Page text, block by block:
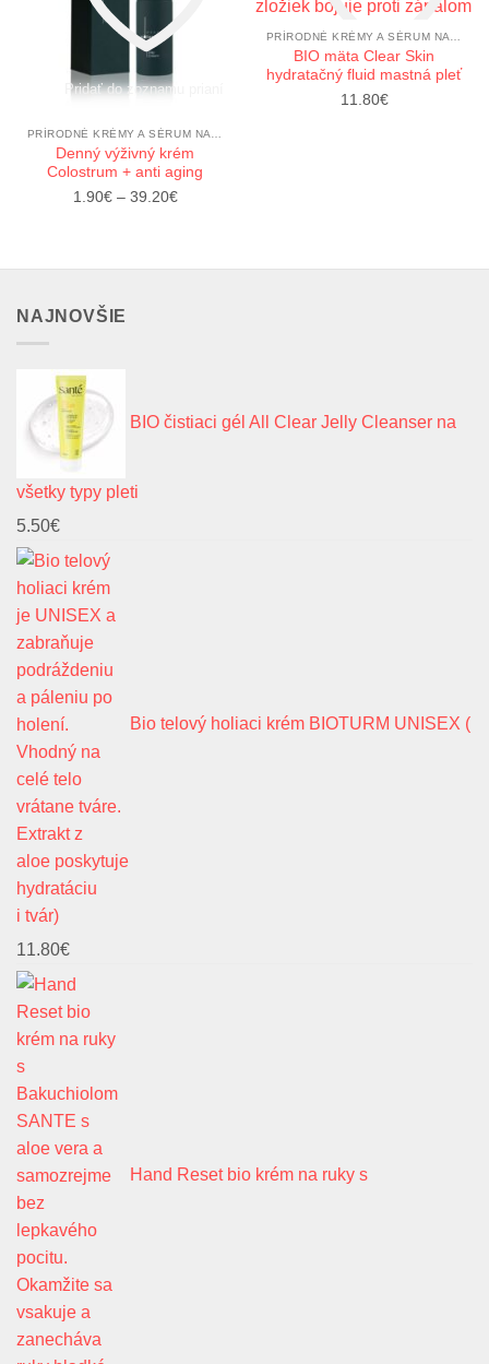
Pridať do zoznamu prianí
PRÍRODNÉ KRÉMY A SÉRUM NA TVÁR
Denný výživný krém
Colostrum + anti aging
1.90€ – 39.20€Price
PRÍRODNÉ KRÉMY A SÉRUM NA TVÁR
BIO mäta Clear Skin
hydratačný fluid mastná pleť
11.80€
NAJNOVŠIE
BIO čistiaci gél All Clear Jelly Cleanser na
všetky typy pleti
5.50€
Bio telový holiaci krém BIOTURM UNISEX (
i tvár)
11.80€
Hand Reset bio krém na ruky s